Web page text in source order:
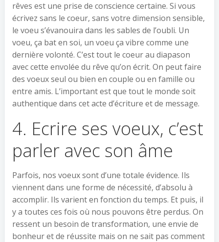
rêves est une prise de conscience certaine. Si vous
écrivez sans le coeur, sans votre dimension sensible,
le voeu s’évanouira dans les sables de l’oubli. Un
voeu, ça bat en soi, un voeu ça vibre comme une
dernière volonté. C’est tout le coeur au diapason
avec cette envolée du rêve qu’on écrit. On peut faire
des voeux seul ou bien en couple ou en famille ou
entre amis. L’important est que tout le monde soit
authentique dans cet acte d’écriture et de message.
4. Ecrire ses voeux, c’est
parler avec son âme
Parfois, nos voeux sont d’une totale évidence. Ils
viennent dans une forme de nécessité, d’absolu à
accomplir. Ils varient en fonction du temps. Et puis, il
y a toutes ces fois où nous pouvons être perdus. On
ressent un besoin de transformation, une envie de
bonheur et de réussite mais on ne sait pas comment